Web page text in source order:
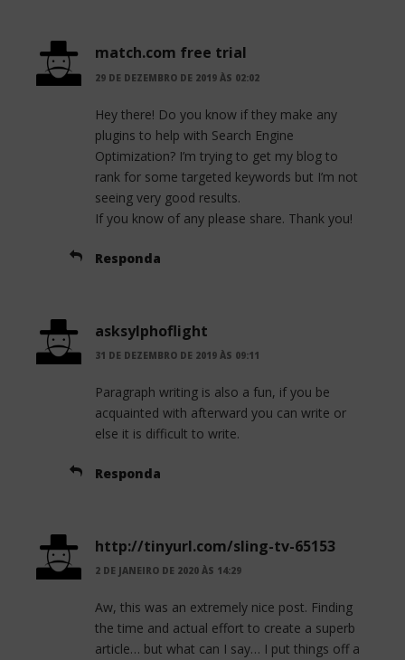
match.com free trial
29 DE DEZEMBRO DE 2019 ÀS 02:02
Hey there! Do you know if they make any
plugins to help with Search Engine
Optimization? I’m trying to get my blog to
rank for some targeted keywords but I’m not
seeing very good results.
If you know of any please share. Thank you!
Responda
asksylphoflight
31 DE DEZEMBRO DE 2019 ÀS 09:11
Paragraph writing is also a fun, if you be
acquainted with afterward you can write or
else it is difficult to write.
Responda
http://tinyurl.com/sling-tv-65153
2 DE JANEIRO DE 2020 ÀS 14:29
Aw, this was an extremely nice post. Finding
the time and actual effort to create a superb
article… but what can I say… I put things off a